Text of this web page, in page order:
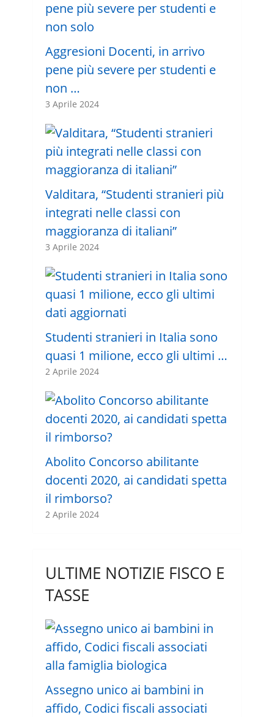
Aggresioni Docenti, in arrivo
pene più severe per studenti e
non …
3 Aprile 2024
Valditara, “Studenti stranieri più
integrati nelle classi con
maggioranza di italiani”
3 Aprile 2024
Studenti stranieri in Italia sono
quasi 1 milione, ecco gli ultimi …
2 Aprile 2024
Abolito Concorso abilitante
docenti 2020, ai candidati spetta
il rimborso?
2 Aprile 2024
ULTIME NOTIZIE FISCO E
TASSE
Assegno unico ai bambini in
affido, Codici fiscali associati